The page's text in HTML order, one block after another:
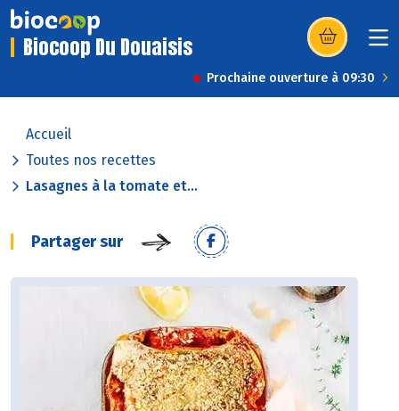
Biocoop Du Douaisis (s’ouvre dans
Prochaine ouverture à 09:30
Accueil
Toutes nos recettes
Lasagnes à la tomate et...
Partager sur